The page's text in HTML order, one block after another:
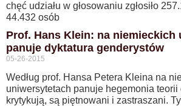
chęć udziału w głosowaniu zgłosiło
44.432 osób
Prof. Hans Klein: na niemieckich
panuje dyktatura genderystów
05-26-2015
Według prof. Hansa Petera Kleina na
uniwersytetach panuje hegemonia teorii
krytykują, są piętnowani i zastraszani.